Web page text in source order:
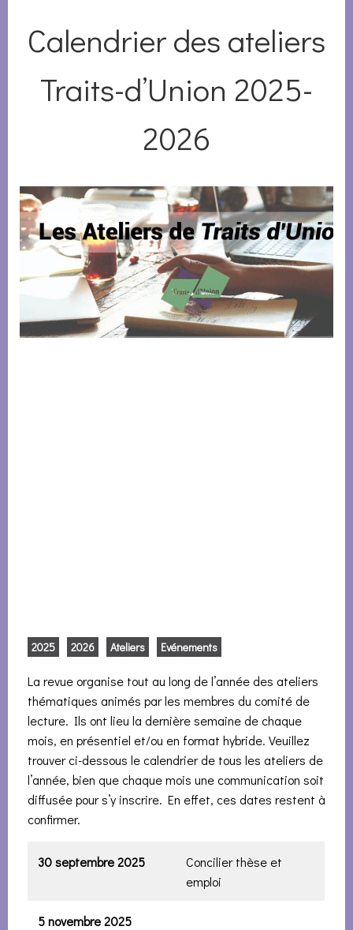
Calendrier des ateliers
Traits-d’Union 2025-
2026
2025 2026 Ateliers Evénements
La revue organise tout au long de l’année des ateliers
thématiques animés par les membres du comité de
lecture. Ils ont lieu la dernière semaine de chaque
mois, en présentiel et/ou en format hybride. Veuillez
trouver ci-dessous le calendrier de tous les ateliers de
l’année, bien que chaque mois une communication soit
diffusée pour s’y inscrire. En effet, ces dates restent à
confirmer.
30 septembre 2025
Concilier thèse et
emploi
5 novembre2025